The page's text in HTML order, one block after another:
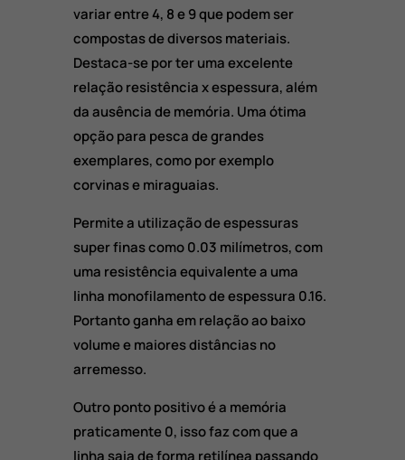
variar entre 4, 8 e 9 que podem ser
compostas de diversos materiais.
Destaca-se por ter uma excelente
relação resistência x espessura, além
da ausência de memória. Uma ótima
opção para pesca de grandes
exemplares, como por exemplo
corvinas e miraguaias.
Permite a utilização de espessuras
super finas como 0.03 milímetros, com
uma resistência equivalente a uma
linha monofilamento de espessura 0.16.
Portanto ganha em relação ao baixo
volume e maiores distâncias no
arremesso.
Outro ponto positivo é a memória
praticamente 0, isso faz com que a
linha saia de forma retilínea passando